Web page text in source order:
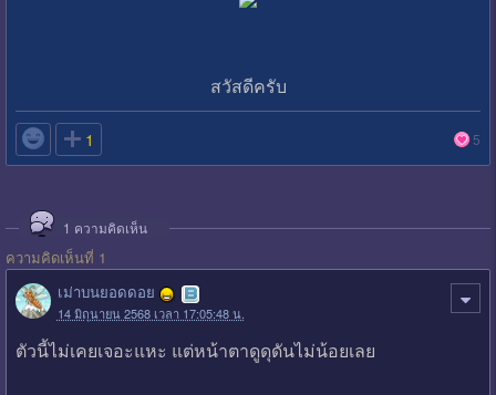
สวัสดีครับ
 1 5
1 ความคิดเห็น
ความคิดเห็นที่ 1
เม่าบนยอดดอย
14 มิถุนายน 2568 เวลา 17:05:48 น.
ตัวนี้ไม่เคยเจอะแหะ แต่หน้าตาดูดุดันไม่น้อยเลย